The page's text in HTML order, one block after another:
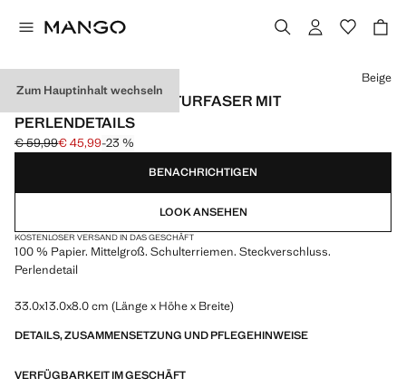
Zum Hauptinhalt wechseln
HANDTASCHE AUS NATURFASER MIT
PERLENDETAILS
Ausgangspreis durchgestrichen [€ 59,99 ]
€ 59,99
Aktueller Preis [€ 45,99 ]
€ 45,99-23 %
Wählen Sie eine Farbe
Beige
BENACHRICHTIGEN
LOOK ANSEHEN
KOSTENLOSER VERSAND IN DAS GESCHÄFT
100 % Papier. Mittelgroß. Schulterriemen. Steckverschluss.
Perlendetail
33.0x13.0x8.0 cm (Länge x Höhe x Breite)
DETAILS, ZUSAMMENSETZUNG UND PFLEGEHINWEISE
VERFÜGBARKEIT IM GESCHÄFT